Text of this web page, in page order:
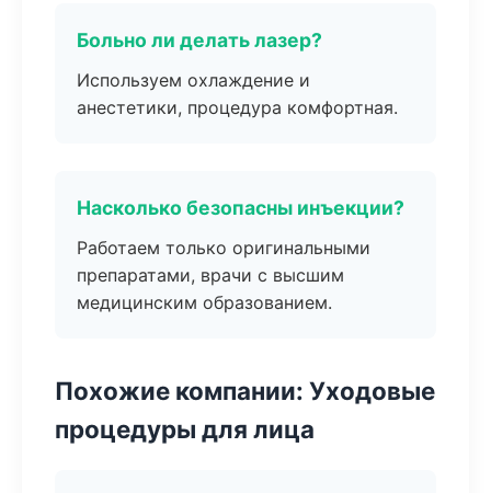
Больно ли делать лазер?
Используем охлаждение и
анестетики, процедура комфортная.
Насколько безопасны инъекции?
Работаем только оригинальными
препаратами, врачи с высшим
медицинским образованием.
Похожие компании: Уходовые
процедуры для лица